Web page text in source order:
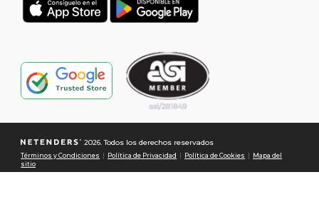
2026. Todos los derechos reservados
Términos y Condiciones Política de Privacidad Política de Cookies
Mapa del
sitio